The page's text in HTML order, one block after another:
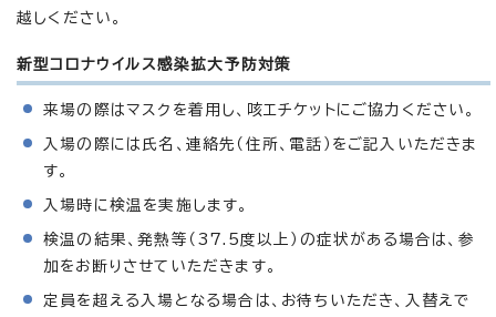
越しください。
新型コロナウイルス感染拡大予防対策
来場の際はマスクを着用し、咳エチケットにご協力ください。
入場の際には氏名、連絡先（住所、電話）をご記入いただきま
す。
入場時に検温を実施します。
検温の結果、発熱等（37.5度以上）の症状がある場合は、参
加をお断りさせていただきます。
定員を超える入場となる場合は、お待ちいただき、入替えで